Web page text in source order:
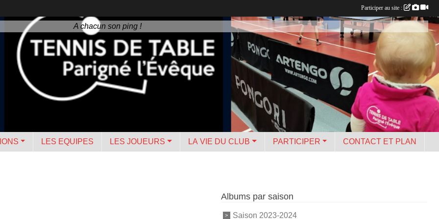
A chacun son ping !
LES EQUIPES LES JOUEURS LA VIE DU CLUB PARTICIPER CONTACT ET PLAN
Albums par saison
Saison 2023-2024
Participer au site :